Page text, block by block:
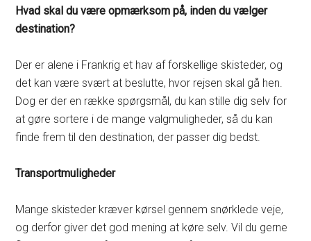
Hvad skal du være opmærksom på, inden du vælger
destination?
Der er alene i Frankrig et hav af forskellige skisteder, og
det kan være svært at beslutte, hvor rejsen skal gå hen.
Dog er der en række spørgsmål, du kan stille dig selv for
at gøre sortere i de mange valgmuligheder, så du kan
finde frem til den destination, der passer dig bedst.
Transportmuligheder
Mange skisteder kræver kørsel gennem snørklede veje,
og derfor giver det god mening at køre selv. Vil du gerne